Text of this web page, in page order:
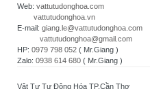
Web: vattutudonghoa.com
vattutudonghoa.vn
E-mail: giang.le@vattutudonghoa.com
vattutudonghoa@gmail.com
HP: 0979 798 052 ( Mr.Giang )
Zalo: 0938 614 680 ( Mr.Giang )
Vật Tư Tự Động Hóa TP.Cần Thơ